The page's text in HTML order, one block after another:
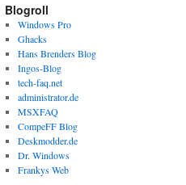
Blogroll
Windows Pro
Ghacks
Hans Brenders Blog
Ingos-Blog
tech-faq.net
administrator.de
MSXFAQ
CompeFF Blog
Deskmodder.de
Dr. Windows
Frankys Web